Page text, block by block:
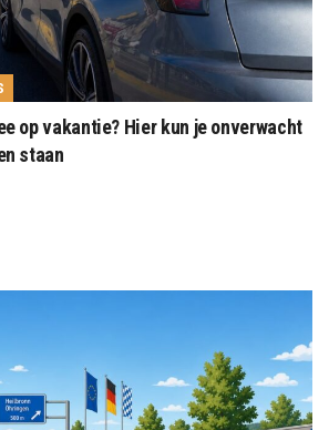
op vakantie? Hier kun je onverwacht
staan